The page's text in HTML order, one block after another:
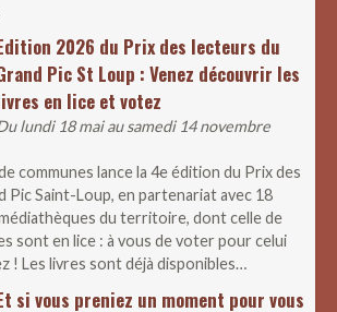
2026 du Prix des lecteurs du
Pic St Loup : Venez découvrir les
en lice et votez
lundi 18 mai au samedi 14 novembre
communes lance la 4e édition du Prix des
Pic Saint-Loup, en partenariat avec 18
du territoire, dont celle de
sont en lice : à vous de voter pour celui
! Les livres sont déjà disponibles…
si vous preniez un moment pour vous